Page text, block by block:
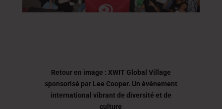
Retour en image : XWIT Global Village
sponsorisé par Lee Cooper. Un événement
international vibrant de diversité et de
culture